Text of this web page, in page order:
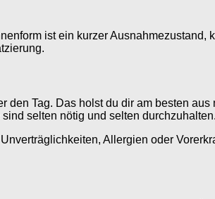
ist ein kurzer Ausnahmezustand,
Tag. Das holst du dir am besten
selten nötig und selten durchzuhalten.
Allergien oder